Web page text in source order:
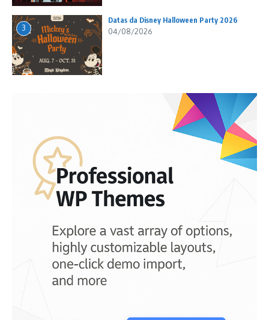
3
Datas da Disney Halloween Party 2026
04/08/2026